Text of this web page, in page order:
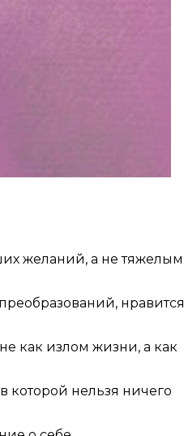
желаний, а не тяжелым
нравится
как излом жизни, а как
которой нельзя ничего